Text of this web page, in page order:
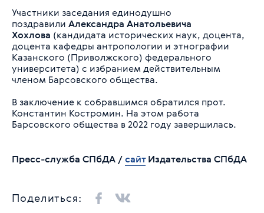
Участники заседания единодушно
поздравили Александра Анатольевича
Хохлова (кандидата исторических наук, доцента,
доцента кафедры антропологии и этнографии
Казанского (Приволжского) федерального
университета) с избранием действительным
членом Барсовского общества.
В заключение к собравшимся обратился прот.
Константин Костромин. На этом работа
Барсовского общества в 2022 году завершилась.
Пресс-служба СПбДА /сайтИздательства СПбДА
Поделиться: